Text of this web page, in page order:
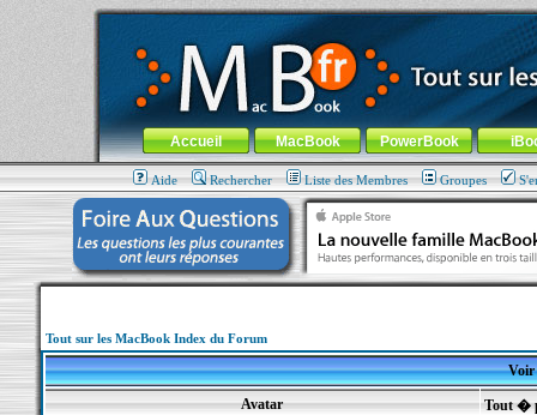
MacBook-fr.com : 100% Apple... 100% nomade !
Aller au contenu-Aller au menu général-Aller au menu de
Menu général
Accueil MacBook PowerBook
Aide Rechercher Liste des Membres Groupes
Tout sur les MacBook Index du Forum
Voir
Avatar
Tout �